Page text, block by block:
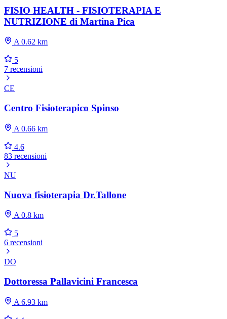
FISIO HEALTH - FISIOTERAPIA E
NUTRIZIONE di Martina Pica
A 0.62 km
5
7 recensioni
CE
Centro Fisioterapico Spinso
A 0.66 km
4.6
83 recensioni
NU
Nuova fisioterapia Dr.Tallone
A 0.8 km
5
6 recensioni
DO
Dottoressa Pallavicini Francesca
A 6.93 km